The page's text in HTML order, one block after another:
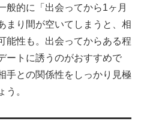
般的に「出会ってから1ヶ月
まり間が空いてしまうと、相
能性も。出会ってからある程
ートに誘うのがおすすめで
手との関係性をしっかり見極
う。